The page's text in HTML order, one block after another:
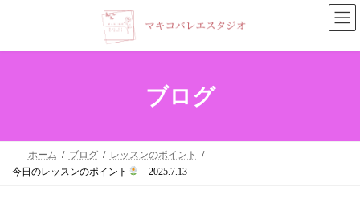
へ
ョ
ブログ
ホーム ブログ
レッスンのポイント
今日のレッスンのポイント
2025.7.13